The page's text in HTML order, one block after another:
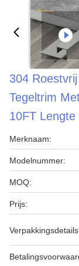
304
Tegeltrim
10FT Lengte
Merknaam:
Modelnummer:
MOQ:
Prijs: